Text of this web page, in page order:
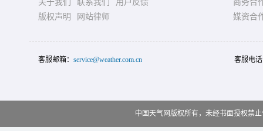
关于我们 联系我们
用户反馈
版权声明
网站律师
商务合
媒资合
客服邮箱： service@weather.com.cn 客服电
中国天气网版权所有，未经书面授权